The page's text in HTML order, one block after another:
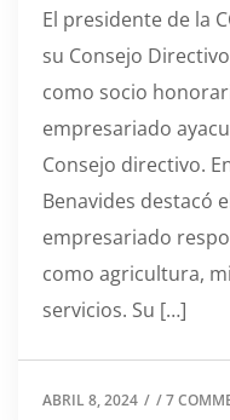
El presidente de la
su Consejo
como socio
empresariado
Consejo directivo.
Benavides destacó
empresariado
como agricultura,
servicios. Su […]
ABRIL 8, 2024 / /7